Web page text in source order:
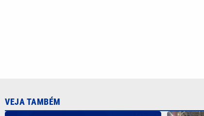
Quina 7084 sorteia R$ 4,6 milhões
nesta quarta-feira; veja o resultado